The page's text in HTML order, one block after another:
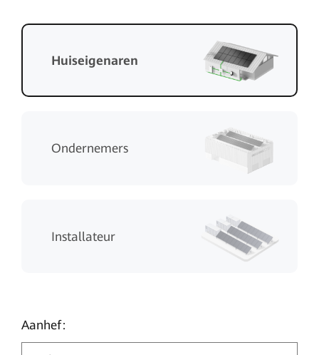
Huiseigenaren
Ondernemers
Installateur
Aanhef